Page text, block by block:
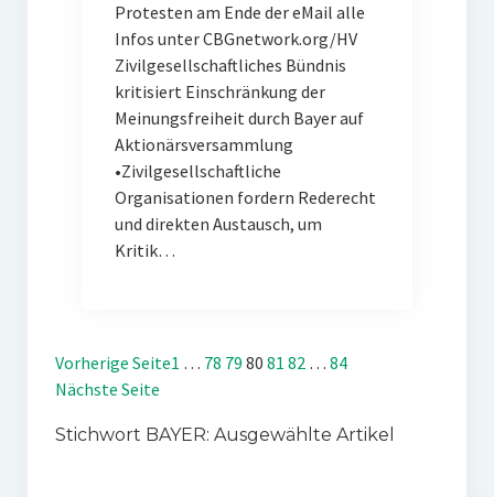
Protesten am Ende der eMail alle
Infos unter CBGnetwork.org/HV
Zivilgesellschaftliches Bündnis
kritisiert Einschränkung der
Meinungsfreiheit durch Bayer auf
Aktionärsversammlung
•Zivilgesellschaftliche
Organisationen fordern Rederecht
und direkten Austausch, um
Kritik…
Vorherige Seite1 … 78 79 80 81 82 … 84
Nächste Seite
Stichwort BAYER: Ausgewählte Artikel